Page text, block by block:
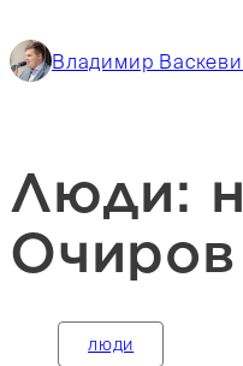
Владимир
Люди:
Очиров
люди